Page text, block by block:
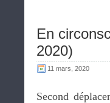
En
2020)
11 mars, 2020
Second